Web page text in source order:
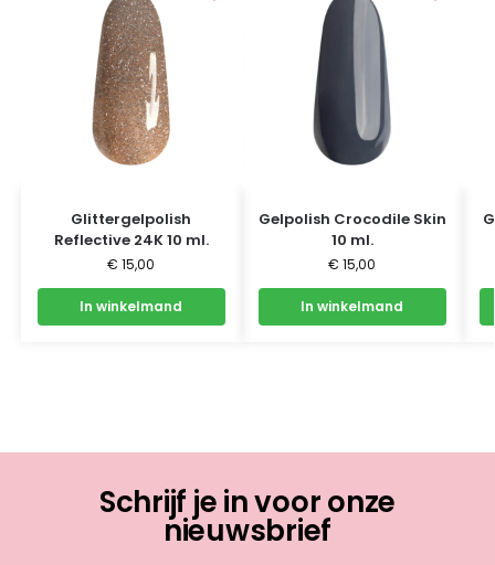
Glittergelpolish
Reflective 24K 10 ml.
€ 15,00
In winkelmand
Gelpolish Crocodile Skin
10 ml.
€ 15,00
In winkelmand
Schrijf je in voor onze
nieuwsbrief